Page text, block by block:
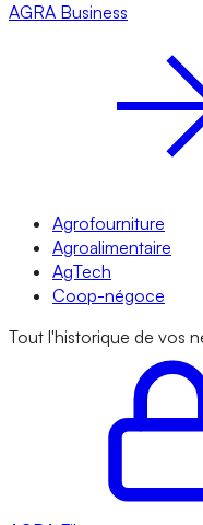
AGRA Business
Agrofourniture
Agroalimentaire
AgTech
Coop-négoce
Tout l'historique de vos